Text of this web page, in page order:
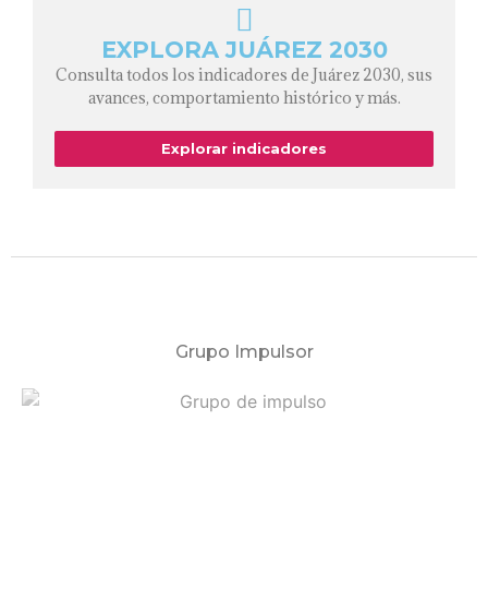
EXPLORA JUÁREZ 2030
Consulta todos los indicadores de Juárez 2030, sus
avances, comportamiento histórico y más.
Explorar indicadores
Grupo Impulsor